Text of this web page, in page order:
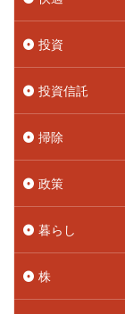
投資
投資信託
掃除
政策
暮らし
株